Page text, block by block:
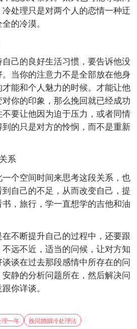
处理只是对两个人的恋情一种迂
的冷漠。
己的良好生活习惯，要告诉他没
当你的注意力不是全部放在他身
能和个人魅力的时候。才能让他
你的印象，那么挽回就已经成功
要让他因为迫于压力，或者同情
的只是对方的怜悯，而不是重新
系
个空间时间来思考这段关系，也
自己的不足，从而改变自己，提
，旅行，学一直想学的吉他和油
不断提升自己的过程中，还要跟
远不近，适当的问候，让对方知
谈在过去那段感情中所存在的问
静的分析问题所在，然后解决问
你详谈。
一年 挽回婚姻冷处理法